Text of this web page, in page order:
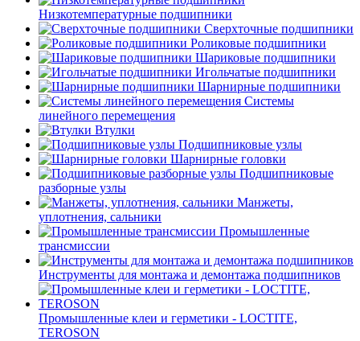
Низкотемпературные подшипники
Сверхточные подшипники
Роликовые подшипники
Шариковые подшипники
Игольчатые подшипники
Шарнирные подшипники
Системы
линейного перемещения
Втулки
Подшипниковые узлы
Шарнирные головки
Подшипниковые
разборные узлы
Манжеты,
уплотнения, сальники
Промышленные
трансмиссии
Инструменты для монтажа и демонтажа подшипников
Промышленные клеи и герметики - LOCTITE,
TEROSON